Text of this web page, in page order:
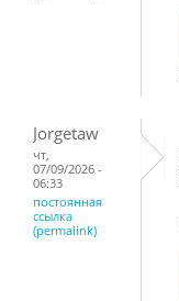
Jorgetaw
чт,
07/09/2026 -
06:33
постоянная
ссылка
(permalink)